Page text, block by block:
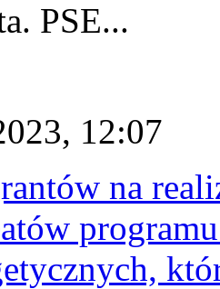
PSE...
12:07
na